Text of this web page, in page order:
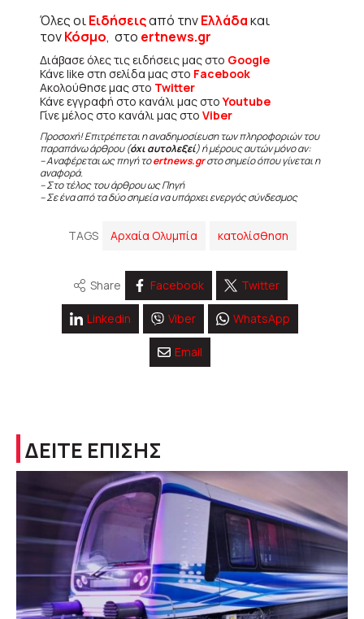
Όλες οιΕιδήσειςαπό τηνΕλλάδακαι
τονΚόσμο, στο ertnews.gr
Διάβασε όλες τις ειδήσεις μας στο Google
Κάνε like στη σελίδα μας στο Facebook
Ακολούθησε μας στο Twitter
Κάνε εγγραφή στο κανάλι μας στοYoutube
Γίνε μέλος στο κανάλι μας στο Viber
Προσοχή! Επιτρέπεται η αναδημοσίευση των πληροφοριών του
παραπάνω άρθρου (όχι αυτολεξεί) ή μέρους αυτών μόνο αν:
– Αναφέρεται ως πηγή τοertnews.grστο σημείο όπου γίνεται η
αναφορά.
– Στο τέλος του άρθρου ως Πηγή
– Σε ένα από τα δύο σημεία να υπάρχει ενεργός σύνδεσμος
TAGS Αρχαία Ολυμπία κατολίσθηση
Share Facebook Twitter
Linkedin Viber WhatsApp
Email
ΔΕΙΤΕ ΕΠΙΣΗΣ